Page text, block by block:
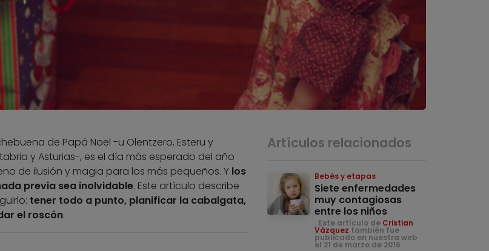
de Papá Noel -u Olentzero, Esteru y
y Asturias-, es el día más esperado del año
de ilusión y magia para los más pequeños. Y los
previa sea inolvidable. Este artículo describe
tener todo a punto, planificar la cabalgata,
el roscón.
Artículos relacionados
Bebés y etapas
Siete enfermedades
muy contagiosas
entre los niños
. Este artículo de Cristian
Vázquez también fue
publicado en nuestra web
el 21 de marzo de 2016